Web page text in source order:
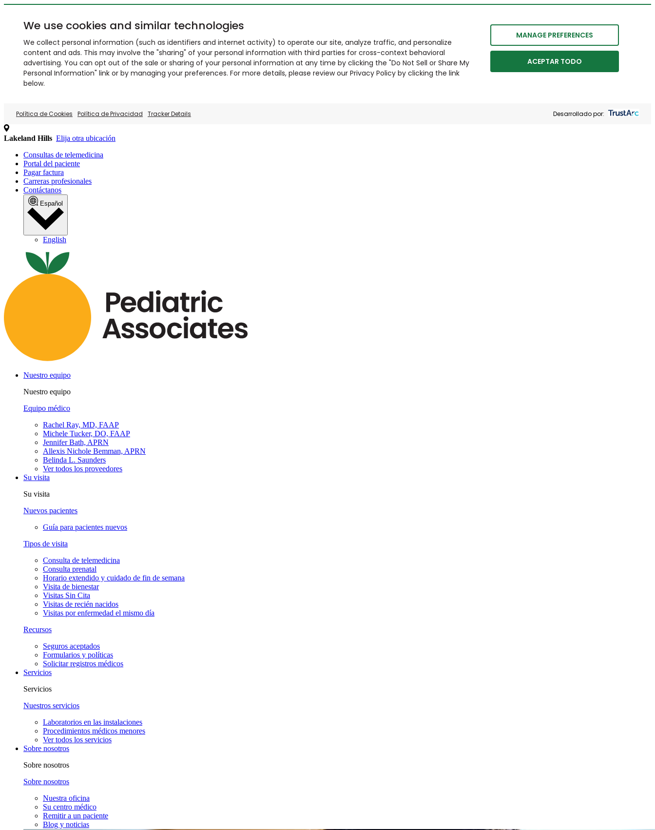
We use cookies and similar technologies
We collect personal information (such as identifiers and internet activity) to operate our site, analyze traffic, and personalize
content and ads. This may involve the "sharing" of your personal information with third parties for cross-context behavioral
advertising. You can opt out of the sale or sharing of your personal information at any time by clicking the "Do Not Sell or Share My
Personal Information" link or by managing your preferences. For more details, please review our Privacy Policy by clicking the link
below.
MANAGE PREFERENCES
ACEPTAR TODO
Política de Cookies Política de Privacidad Tracker Details Desarrollado por:
Lakeland Hills Elija otra ubicación
Consultas de telemedicina
Portal del paciente
Pagar factura
Carreras profesionales
Contáctanos
Español
English
Nuestro equipo
Nuestro equipo
Equipo médico
Rachel Ray, MD, FAAP
Michele Tucker, DO, FAAP
Jennifer Bath, APRN
Allexis Nichole Bemman, APRN
Belinda L. Saunders
Ver todos los proveedores
Su visita
Su visita
Nuevos pacientes
Guía para pacientes nuevos
Tipos de visita
Consulta de telemedicina
Consulta prenatal
Horario extendido y cuidado de fin de semana
Visita de bienestar
Visitas Sin Cita
Visitas de recién nacidos
Visitas por enfermedad el mismo día
Recursos
Seguros aceptados
Formularios y políticas
Solicitar registros médicos
Servicios
Servicios
Nuestros servicios
Laboratorios en las instalaciones
Procedimientos médicos menores
Ver todos los servicios
Sobre nosotros
Sobre nosotros
Sobre nosotros
Nuestra oficina
Su centro médico
Remitir a un paciente
Blog y noticias